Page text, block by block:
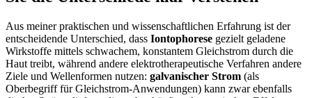
Aus meiner praktischen und wissenschaftlichen Erfahrung ist der
entscheidende ⁢Unterschied, dass Iontophorese gezielt geladene
Wirkstoffe mittels ‌schwachem, konstantem Gleichstrom durch die
Haut treibt, während andere elektrotherapeutische Verfahren andere​
Ziele‌ und Wellenformen nutzen: galvanischer Strom (als
Oberbegriff für Gleichstrom-Anwendungen) kann zwar ebenfalls